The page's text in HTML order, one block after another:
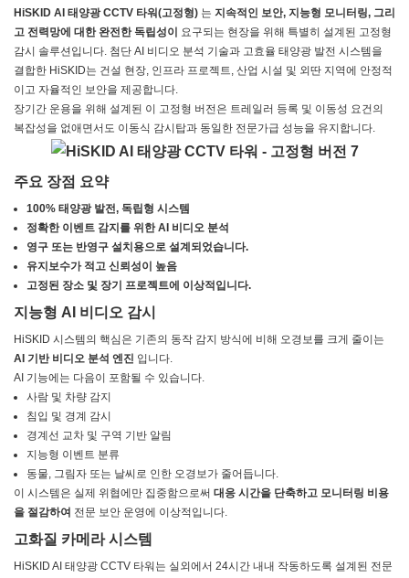
HiSKID AI 태양광 CCTV 타워(고정형) 는 지속적인 보안, 지능형 모니터링, 그리
고 전력망에 대한 완전한 독립성이 요구되는 현장을 위해 특별히 설계된 고정형
감시 솔루션입니다. 첨단 AI 비디오 분석 기술과 고효율 태양광 발전 시스템을
결합한 HiSKID는 건설 현장, 인프라 프로젝트, 산업 시설 및 외딴 지역에 안정적
이고 자율적인 보안을 제공합니다.
장기간 운용을 위해 설계된 이 고정형 버전은 트레일러 등록 및 이동성 요건의
복잡성을 없애면서도 이동식 감시탑과 동일한 전문가급 성능을 유지합니다.
주요 장점 요약
100% 태양광 발전, 독립형 시스템
정확한 이벤트 감지를 위한 AI 비디오 분석
영구 또는 반영구 설치용으로 설계되었습니다.
유지보수가 적고 신뢰성이 높음
고정된 장소 및 장기 프로젝트에 이상적입니다.
지능형 AI 비디오 감시
HiSKID 시스템의 핵심은 기존의 동작 감지 방식에 비해 오경보를 크게 줄이는
AI 기반 비디오 분석 엔진 입니다.
AI 기능에는 다음이 포함될 수 있습니다.
사람 및 차량 감지
침입 및 경계 감시
경계선 교차 및 구역 기반 알림
지능형 이벤트 분류
동물, 그림자 또는 날씨로 인한 오경보가 줄어듭니다.
이 시스템은 실제 위협에만 집중함으로써 대응 시간을 단축하고 모니터링 비용
을 절감하여 전문 보안 운영에 이상적입니다.
고화질 카메라 시스템
HiSKID AI 태양광 CCTV 타워는 실외에서 24시간 내내 작동하도록 설계된 전문